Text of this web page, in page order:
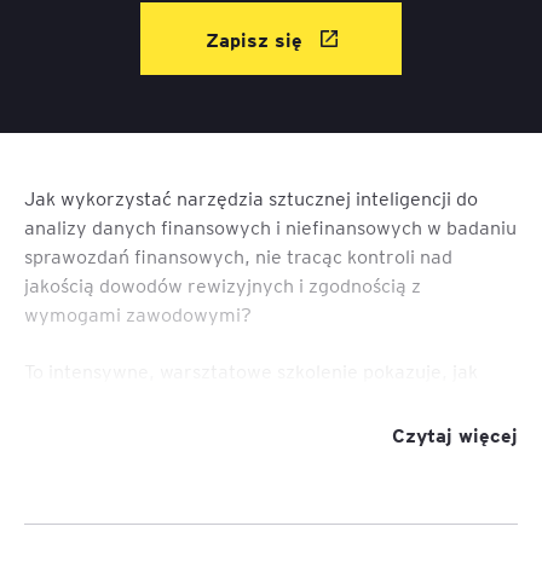
Jak wykorzystać narzędzia sztucznej inteligencji do
analizy danych finansowych i niefinansowych w badaniu
sprawozdań finansowych, nie tracąc kontroli nad
jakością dowodów rewizyjnych i zgodnością z
wymogami zawodowymi?
nieprawidłowości, analizy dokumentów, testowania
Czytaj więcej
Zapisz się